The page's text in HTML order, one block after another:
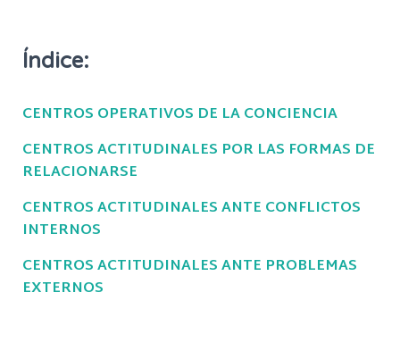
Índice:
CENTROS OPERATIVOS DE LA CONCIENCIA
CENTROS ACTITUDINALES POR LAS FORMAS DE
RELACIONARSE
CENTROS ACTITUDINALES ANTE CONFLICTOS
INTERNOS
CENTROS ACTITUDINALES ANTE PROBLEMAS
EXTERNOS